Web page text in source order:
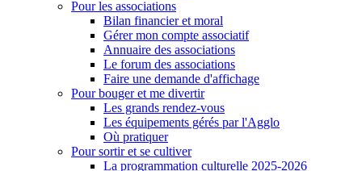
Pour les associations
Bilan financier et moral
Gérer mon compte associatif
Annuaire des associations
Le forum des associations
Faire une demande d'affichage
Pour bouger et me divertir
Les grands rendez-vous
Les équipements gérés par l'Agglo
Où pratiquer
Pour sortir et se cultiver
La programmation culturelle 2025-2026